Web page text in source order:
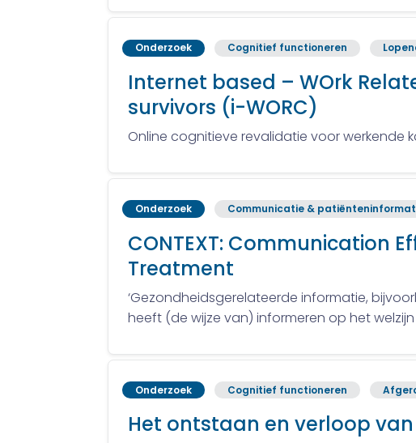
Onderzoek Cognitief functioneren
Internet based – WOrk
survivors (i-WORC)
Online cognitieve revalidatie voor werkende
Onderzoek Communicatie &
CONTEXT: Communication
Treatment
‘Gezondheidsgerelateerde informatie,
heeft (de wijze van) informeren op het
Onderzoek Cognitief functioneren
Het ontstaan en verloop